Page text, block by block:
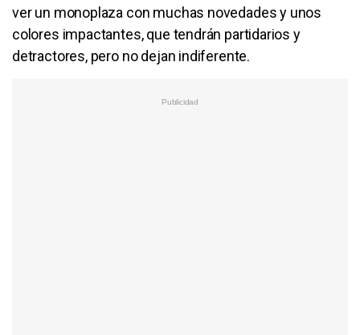
ver un monoplaza con muchas novedades y unos
colores impactantes, que tendrán partidarios y
detractores, pero no dejan indiferente.